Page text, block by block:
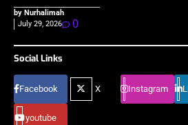
by Nurhalimah
July 29, 2026
0
Social Links
Facebook X Instagram
youtube